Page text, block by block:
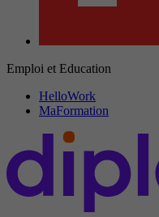
Emploi et Education
HelloWork
MaFormation